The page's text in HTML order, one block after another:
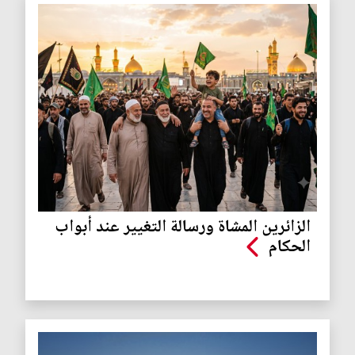
الزائرين المشاة ورسالة التغيير عند أبواب
الحكام